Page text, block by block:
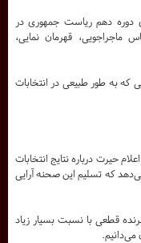
دوره دهم ریاست جمهوری در
قهرمان نمایی،
که به طور طبیعی در انتخابات
حیرت درباره نتایج انتخابات
که تسلیم این صحنه آرایی
قطعی با نسبت بسیار زیاد
می‌دانیم.